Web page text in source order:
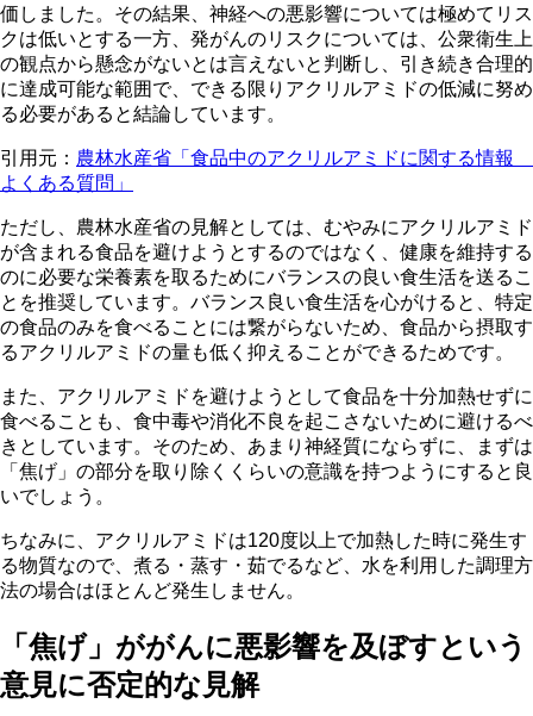
価しました。その結果、神経への悪影響については極めてリス
クは低いとする一方、発がんのリスクについては、公衆衛生上
の観点から懸念がないとは言えないと判断し、引き続き合理的
に達成可能な範囲で、できる限りアクリルアミドの低減に努め
る必要があると結論しています。
引用元： 農林水産省「食品中のアクリルアミドに関する情報
よくある質問」
ただし、農林水産省の見解としては、むやみにアクリルアミド
が含まれる食品を避けようとするのではなく、健康を維持する
のに必要な栄養素を取るためにバランスの良い食生活を送るこ
とを推奨しています。バランス良い食生活を心がけると、特定
の食品のみを食べることには繋がらないため、食品から摂取す
るアクリルアミドの量も低く抑えることができるためです。
また、アクリルアミドを避けようとして食品を十分加熱せずに
食べることも、食中毒や消化不良を起こさないために避けるべ
きとしています。そのため、あまり神経質にならずに、まずは
「焦げ」の部分を取り除くくらいの意識を持つようにすると良
いでしょう。
ちなみに、アクリルアミドは120度以上で加熱した時に発生す
る物質なので、煮る・蒸す・茹でるなど、水を利用した調理方
法の場合はほとんど発生しません。
「焦げ」ががんに悪影響を及ぼすという
意見に否定的な見解